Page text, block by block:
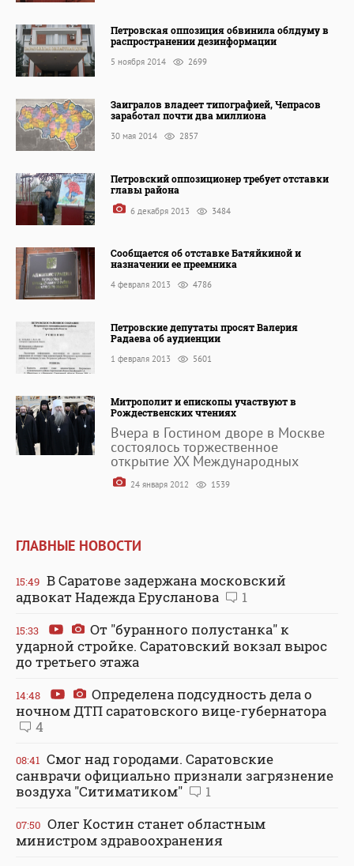
Петровская оппозиция обвинила облдуму в
распространении дезинформации
5 ноября 2014 2699
Заигралов владеет типографией, Чепрасов
заработал почти два миллиона
30 мая 2014 2857
Петровский оппозиционер требует отставки
главы района
6 декабря 2013 3484
Сообщается об отставке Батяйкиной и
назначении ее преемника
4 февраля 2013 4786
Петровские депутаты просят Валерия
Радаева об аудиенции
1 февраля 2013 5601
Митрополит и епископы участвуют в
Рождественских чтениях
Вчера в Гостином дворе в Москве
состоялось торжественное
открытие XX Международных
24 января 2012 1539
ГЛАВНЫЕ НОВОСТИ
15:49 В Саратове задержана московский
адвокат Надежда Ерусланова
1
15:33
От "буранного полустанка" к
ударной стройке. Саратовский вокзал вырос
до третьего этажа
14:48
Определена подсудность дела о
ночном ДТП саратовского вице-губернатора
4
08:41 Смог над городами. Саратовские
санврачи официально признали загрязнение
воздуха "Ситиматиком"
1
07:50 Олег Костин станет областным
министром здравоохранения